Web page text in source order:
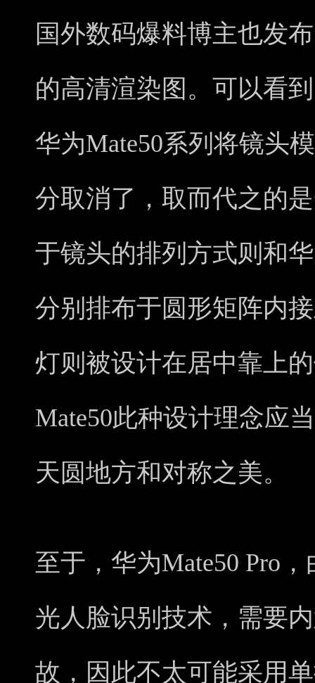
国外数码爆料博主也发
的高清渲染图。可以看
华为Mate50系列将镜头
分取消了，取而代之的
于镜头的排列方式则和
分别排布于圆形矩阵内
灯则被设计在居中靠上
Mate50此种设计理念应
天圆地方和对称之美。
至于，华为Mate50 Pro
光人脸识别技术，需要
故，因此不太可能采用